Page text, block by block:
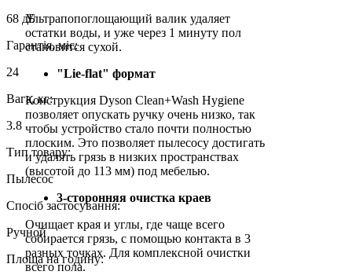
Ультрапопоглощающий валик удаляет
остатки воды, и уже через 1 минуту пол
становится сухой.
"Lie-flat" формат
Конструкция Dyson Clean+Wash Hygiene
позволяет опускать ручку очень низко, так
чтобы устройство стало почти полностью
плоским. Это позволяет пылесосу достигать
и удалять грязь в низких пространствах
(высотой до 113 мм) под мебелью.
3-сторонняя очистка краев
Очищает края и углы, где чаще всего
собирается грязь, с помощью контакта в 3
разных точках. Для комплексной очистки
всего пола.
68 дБ
Гарантія, міс:
24
Вага, кг:
3.8
Тип товару:
Пылесос
Спосіб застосування:
Ручной
Площа на годину: